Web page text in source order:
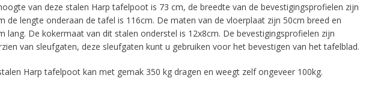
van deze stalen Harp tafelpoot is 73 cm, de breedte van de bevestigingsprofielen zijn
de lengte onderaan de tafel is 116cm. De maten van de vloerplaat zijn 50cm breed en
lang. De kokermaat van dit stalen onderstel is 12x8cm. De bevestigingsprofielen zijn
van sleufgaten, deze sleufgaten kunt u gebruiken voor het bevestigen van het tafelblad.
Harp tafelpoot kan met gemak 350 kg dragen en weegt zelf ongeveer 100kg.